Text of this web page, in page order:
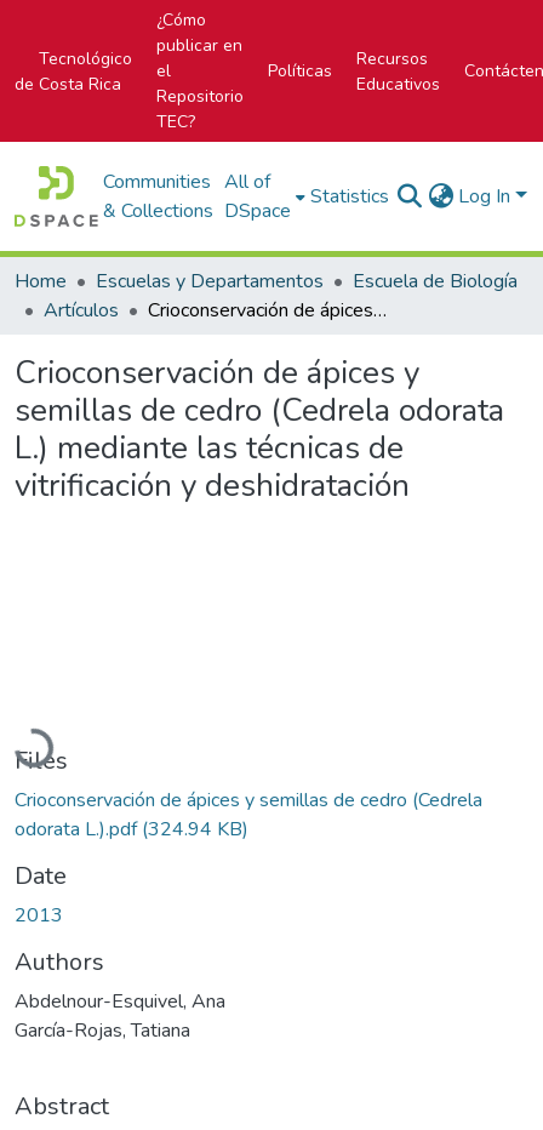
Tecnológico
de Costa Rica
¿Cómo
publicar en
el
Repositorio
TEC?
Políticas
Recursos
Educativos
Communities
& Collections
All of
DSpace
Statistics Log In
Home Escuelas y Departamentos
Escuela de Biología
Artículos
Crioconservación de ápices y semillas de cedro (Cedrela odorata L.) mediante las técnicas de vitrificación y deshidratación
Crioconservación de ápices y
semillas de cedro (Cedrela odorata
L.) mediante las técnicas de
vitrificación y deshidratación
Loading...
Files
Crioconservación de ápices y semillas de cedro (Cedrela
odorata L.).pdf(324.94 KB)
Date
2013
Authors
Abdelnour-Esquivel, Ana
García-Rojas, Tatiana
Abstract